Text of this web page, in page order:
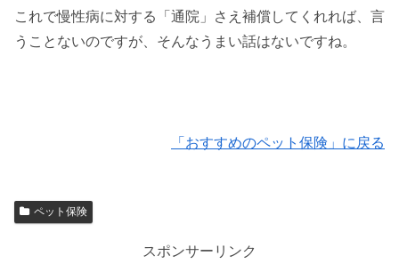
これで慢性病に対する「通院」さえ補償してくれれば、言
うことないのですが、そんなうまい話はないですね。
「おすすめのペット保険」に戻る
ペット保険
スポンサーリンク